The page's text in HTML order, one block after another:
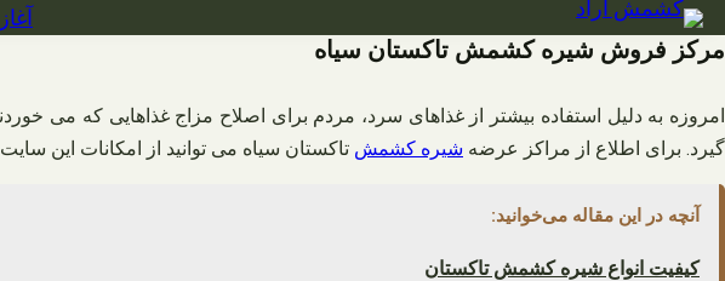
رفتن
بهمرکز فروش شیره کشمش تاکستان سیاه
امروزه به دلیل استفاده بیشتر از غذاهای سرد، مردم برای اصلاح مزاج غذاهایی که می
گیرد. برای اطلاع از مراکز عرضه شیره کشمش تاکستان سیاه می توانید از امکانات این
آنچه در این مقاله می‌خوانید:
کیفیت انواع شیره کشمش تاکستان